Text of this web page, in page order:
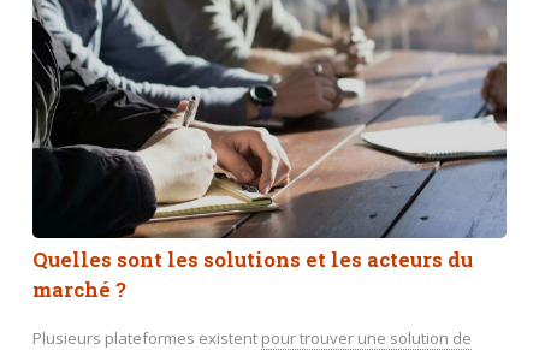
Quelles sont les solutions et les acteurs du
marché ?
Plusieurs plateformes existent pour trouver une solution de